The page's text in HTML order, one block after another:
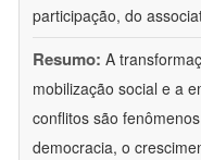
participação, do
Resumo: A
mobilização social e a
conflitos são
democracia, o